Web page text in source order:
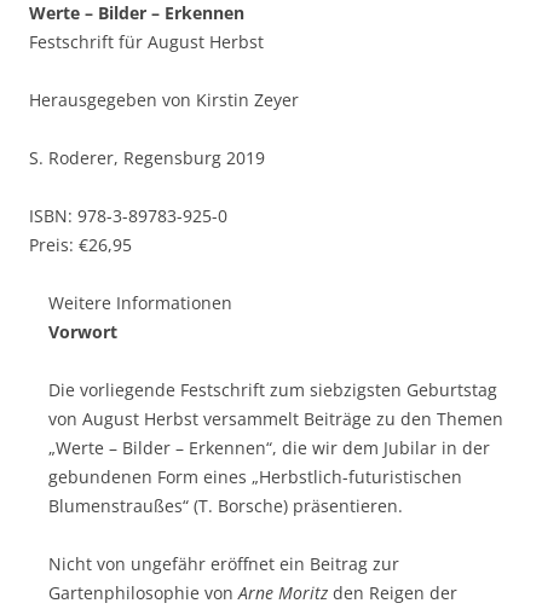
Werte – Bilder – Erkennen
Festschrift für August Herbst
Herausgegeben von Kirstin Zeyer
S. Roderer, Regensburg 2019
ISBN: 978-3-89783-925-0
Preis: €26,95
Weitere Informationen
Vorwort
Die vorliegende Festschrift zum siebzigsten Geburtstag
von August Herbst versammelt Beiträge zu den Themen
„Werte – Bilder – Erkennen“, die wir dem Jubilar in der
gebundenen Form eines „Herbstlich-futuristischen
Blumenstraußes“ (T. Borsche) präsentieren.
Nicht von ungefähr eröffnet ein Beitrag zur
Gartenphilosophie vonArne Moritz den Reigen der